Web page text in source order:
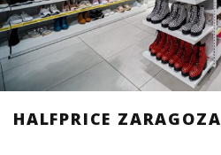
HALFPRICE ZARAGOZA